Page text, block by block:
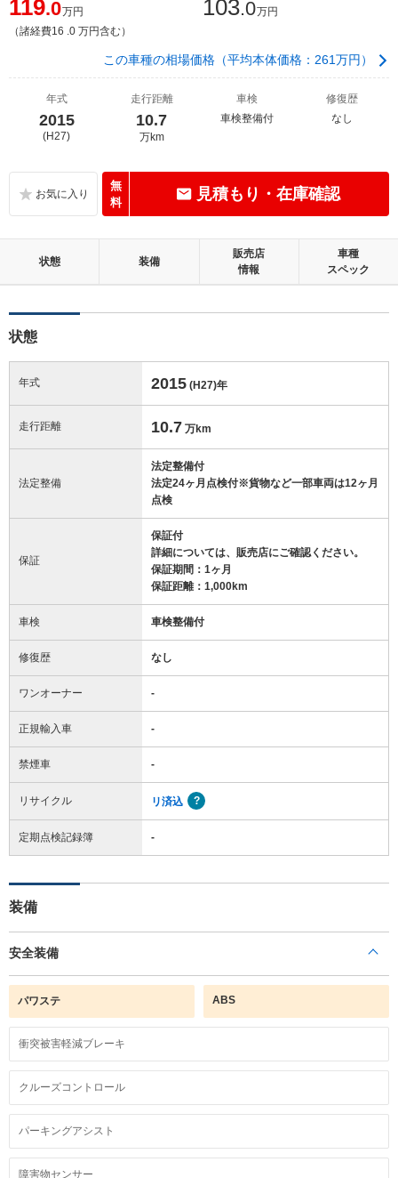
119.0万円
（諸経費16 .0 万円含む）
103.0万円
この車種の相場価格（平均本体価格：261万円）
年式
2015
(H27)
走行距離
10.7
万km
車検
車検整備付
修復歴
なし
無
料
見積もり・在庫確認
状態 装備
販売店
情報
車種
スペック
状態
年式 2015 (H27)年
走行距離 10.7 万km
法定整備
法定整備付
法定24ヶ月点検付※貨物など一部車両は12ヶ月
点検
保証
保証付
詳細については、販売店にご確認ください。
保証期間：1ヶ月
保証距離：1,000km
車検 車検整備付
修復歴 なし
ワンオーナー -
正規輸入車 -
禁煙車 -
リサイクル リ済込
定期点検記録簿 -
装備
安全装備
パワステ ABS
衝突被害軽減ブレーキ
クルーズコントロール
パーキングアシスト
障害物センサー